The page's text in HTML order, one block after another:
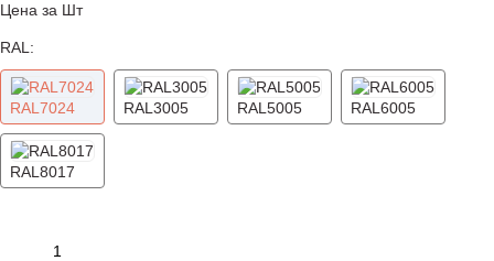
Цена за Шт
RAL:
RAL7024 RAL3005 RAL5005 RAL6005
RAL8017